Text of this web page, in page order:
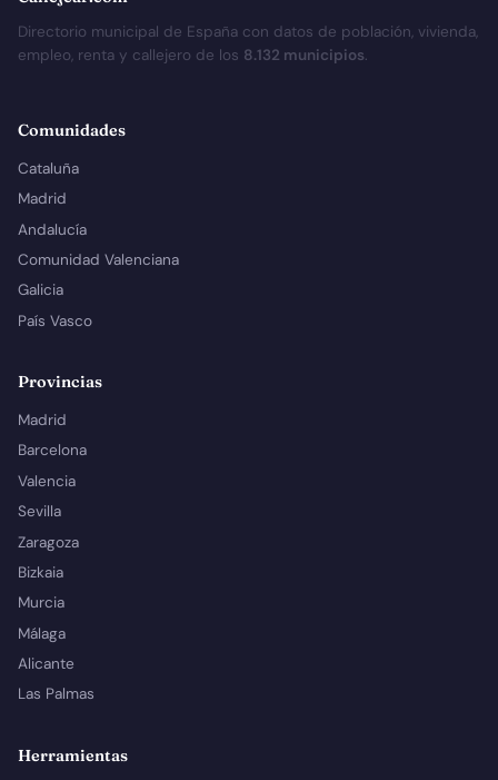
Directorio municipal de España con datos de población, vivienda,
empleo, renta y callejero de los 8.132 municipios.
Comunidades
Cataluña
Madrid
Andalucía
Comunidad Valenciana
Galicia
País Vasco
Provincias
Madrid
Barcelona
Valencia
Sevilla
Zaragoza
Bizkaia
Murcia
Málaga
Alicante
Las Palmas
Herramientas